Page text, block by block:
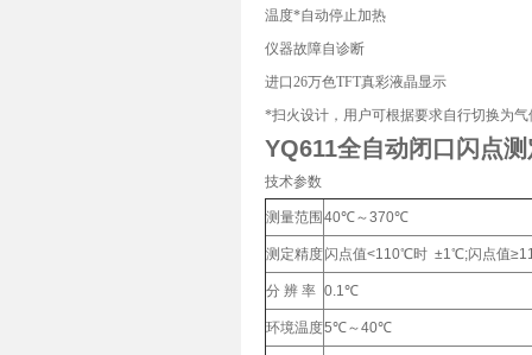
温度*自动停止加热
仪器故障自诊断
进口26万色TFT真彩液晶显示
*扫火设计，用户可根据要求自行切换为
YQ611全自动闭口闪点
技术参数
测量范围 40℃～370℃
测定精度闪点值<110℃时 ±1℃;闪点值
分 辨 率 0.1℃
环境温度5℃～40℃